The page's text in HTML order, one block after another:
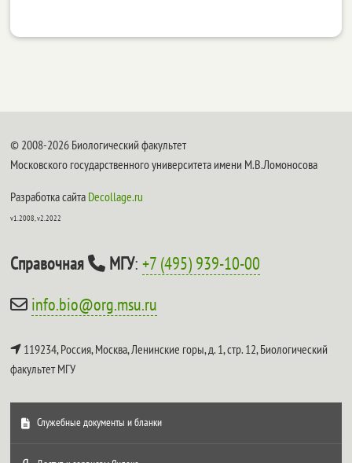
© 2008-2026 Биологический факультет
Московского государственного университета имени М.В.Ломоносова
Разработка сайта Decollage.ru
v1.2008, v2.2022
Справочная МГУ:+7 (495) 939-10-00
info.bio@org.msu.ru
119234, Россия, Москва, Ленинские горы, д. 1, стр. 12,Биологический
факультет МГУ
Служебные документы и бланки